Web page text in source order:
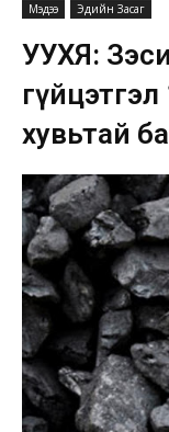
Мэдээ Эдийн Засаг
УУХҮЯ:
хувьтай